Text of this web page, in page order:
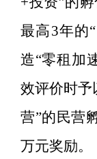
最高3年的“
造“零租加
效评价时予
营”的民营
万元奖励。